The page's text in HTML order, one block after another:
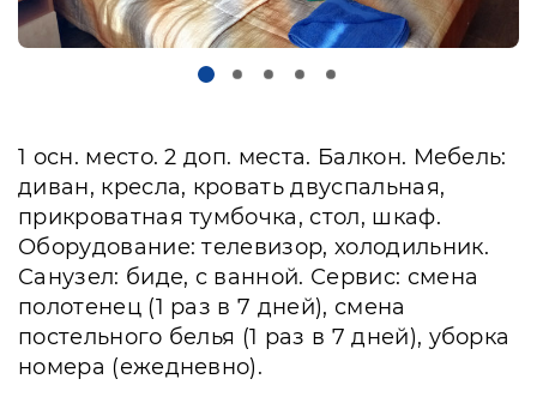
1 осн. место. 2 доп. места. Балкон. Мебель:
диван, кресла, кровать двуспальная,
прикроватная тумбочка, стол, шкаф.
Оборудование: телевизор, холодильник.
Санузел: биде, с ванной. Сервис: смена
полотенец (1 раз в 7 дней), смена
постельного белья (1 раз в 7 дней), уборка
номера (ежедневно).